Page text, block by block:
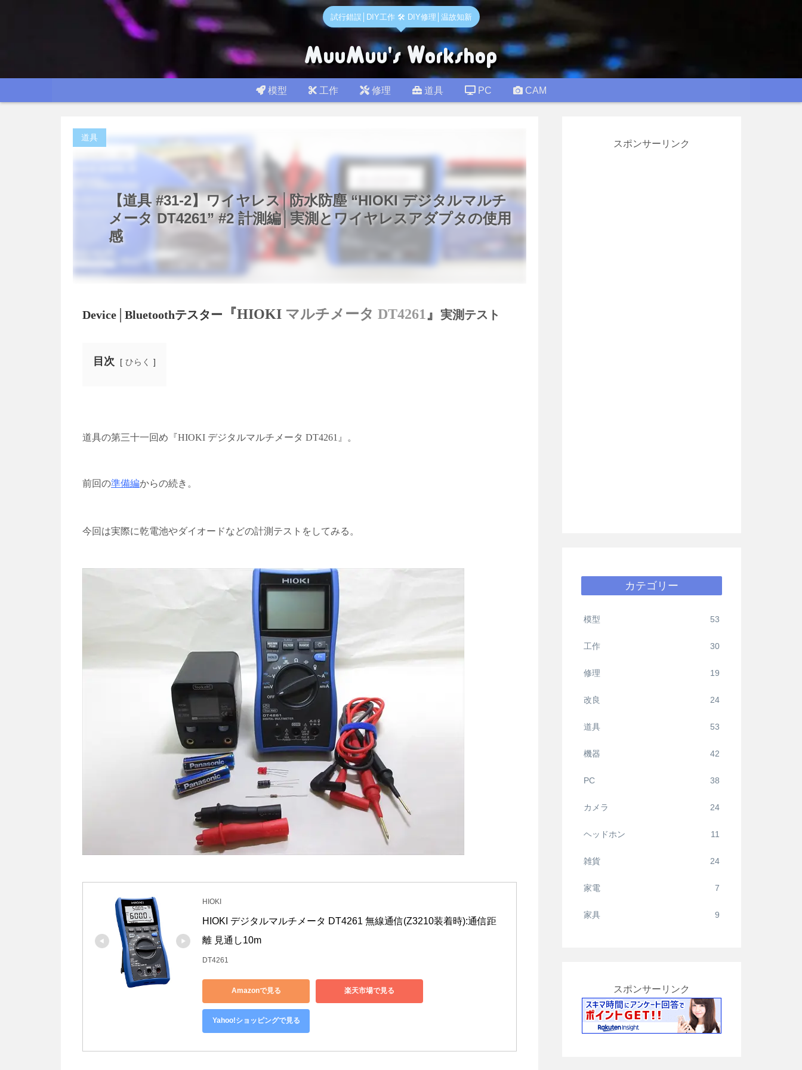
試行錯誤│DIY工作 🛠 DIY修理│温故知新
模型 工作 修理 道具 PC CAM
【道具 #31-2】ワイヤレス│防水防塵 “HIOKI デジタルマルチ
メータ DT4261” #2 計測編│実測とワイヤレスアダプタの使用
感
道具
Device│Bluetoothテスター 『HIOKI マルチメータ DT4261 』 実測テスト
目次 ひらく
道具の第三十一回め『HIOKI デジタルマルチメータ DT4261 』。
前回の準備編からの続き。
今回は実際に乾電池やダイオードなどの計測テスト をしてみる。
HIOKI
HIOKI デジタルマルチメータ DT4261 無線通信(Z3210装着時):通信距
離 見通し10m
DT4261
Amazonで見る 楽天市場で見る
Yahoo!ショッピングで見る
スポンサーリンク
カテゴリー
模型 53
工作 30
修理 19
改良 24
道具 53
機器 42
PC 38
カメラ 24
ヘッドホン 11
雑貨 24
家電 7
家具 9
スポンサーリンク